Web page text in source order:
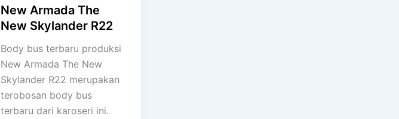
New Armada The
New Skylander R22
Body bus terbaru produksi
New Armada The New
Skylander R22 merupakan
terobosan body bus
terbaru dari karoseri ini.